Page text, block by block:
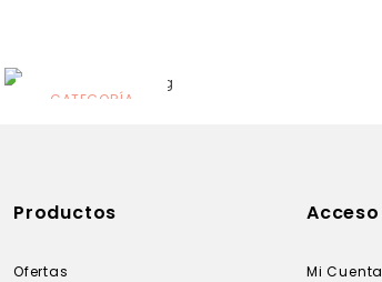
CATEGORÍA
Productos
Ofertas
Acceso
Mi Cuenta